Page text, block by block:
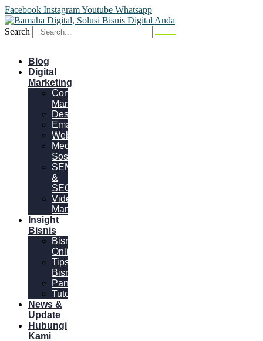
Facebook InstagramYoutube Whatsapp
Search
Blog
Digital
Marketing
Content
Marketing
Desain
Email
Website
Media
Sosial
SEM
&
SEO
Video
Marketing
Insight
Bisnis
Bisnis
Online
Tips
Bisnis
Panduan
Tutorial
News &
Update
Hubungi
Kami